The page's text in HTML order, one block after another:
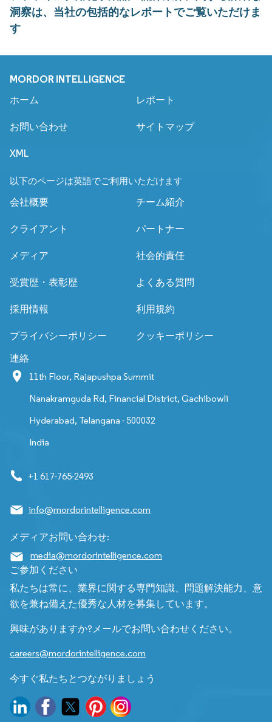
洞察は、当社の包括的なレポートでご覧いただけま
す
MORDOR INTELLIGENCE
ホーム レポート
お問い合わせ サイトマップ
XML
以下のページは英語でご利用いただけます
会社概要 チーム紹介
クライアント パートナー
メディア 社会的責任
受賞歴・表彰歴 よくある質問
採用情報 利用規約
プライバシーポリシー クッキーポリシー
連絡
11th Floor, Rajapushpa Summit
Nanakramguda Rd, Financial District, Gachibowli
Hyderabad, Telangana - 500032
India
+1 617-765-2493
info@mordorintelligence.com
メディアお問い合わせ:
media@mordorintelligence.com
ご参加ください
私たちは常に、業界に関する専門知識、問題解決能力、意
欲を兼ね備えた優秀な人材を募集しています。
興味がありますか?メールでお問い合わせください。
careers@mordorintelligence.com
今すぐ私たちとつながりましょう